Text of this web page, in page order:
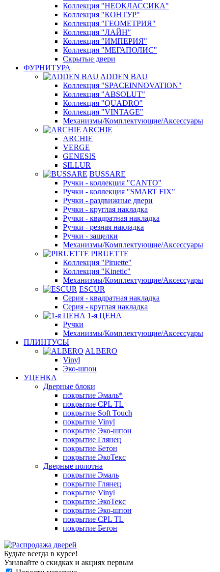
Коллекция "НЕОКЛАССИКА"
Коллекция "КОНТУР"
Коллекция "ГЕОМЕТРИЯ"
Коллекция "ЛАЙН"
Коллекция "ИМПЕРИЯ"
Коллекция "МЕГАПОЛИС"
Скрытые двери
ФУРНИТУРА
ADDEN BAU
Коллекция "SPACEINNOVATION"
Коллекция "ABSOLUT"
Коллекция "QUADRO"
Коллекция "VINTAGE"
Механизмы/Комплектующие/Аксессуары
ARCHIE
ARCHIE
VERGE
GENESIS
SILLUR
BUSSARE
Ручки - коллекция "CANTO"
Ручки - коллекция "SMART FIX"
Ручки - раздвижные двери
Ручки - круглая накладка
Ручки - квадратная накладка
Ручки - резная накладка
Ручки - защелки
Механизмы/Комплектующие/Аксессуары
PIRUETTE
Коллекция "Piruette"
Коллекция "Kinetic"
Механизмы/Комплектующие/Аксессуары
ESCUR
Серия - квадратная накладка
Серия - круглая накладка
1-я ЦЕНА
Ручки
Механизмы/Комплектующие/Аксессуары
ПЛИНТУСЫ
ALBERO
Vinyl
Эко-шпон
УЦЕНКА
Дверные блоки
покрытие Эмаль*
покрытие CPL TL
покрытие Soft Touch
покрытие Vinyl
покрытие Эко-шпон
покрытие Глянец
покрытие Бетон
покрытие ЭкоТекс
Дверные полотна
покрытие Эмаль
покрытие Глянец
покрытие Vinyl
покрытие ЭкоТекс
покрытие Эко-шпон
покрытие CPL TL
покрытие Бетон
Будьте всегда в курсе!
Узнавайте о скидках и акциях первым